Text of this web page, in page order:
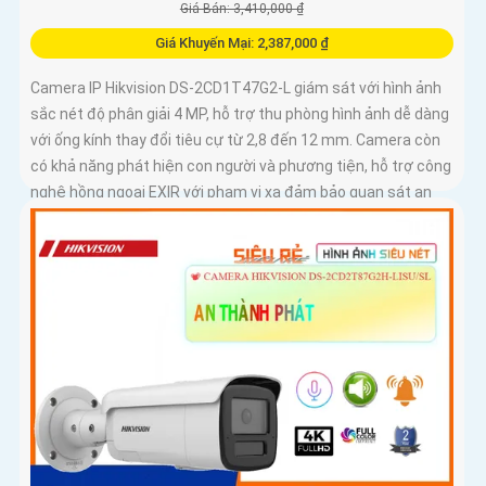
Giá Bán: 3,410,000 ₫
Giá Khuyến Mại: 2,387,000 ₫
Camera IP Hikvision DS-2CD1T47G2-L giám sát với hình ảnh
sắc nét độ phân giải 4 MP, hỗ trợ thu phòng hình ảnh dễ dàng
với ống kính thay đổi tiêu cự từ 2,8 đến 12 mm. Camera còn
có khả năng phát hiện con người và phương tiện, hỗ trợ công
nghệ hồng ngoại EXIR với phạm vi xa đảm bảo quan sát an
ninh hiệu quả